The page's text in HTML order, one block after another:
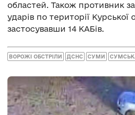
областей. Також противник
ударів по території Курської
застосувавши 14 КАБів.
ВОРОЖІ ОБСТРІЛИ ДСНС СУМИ